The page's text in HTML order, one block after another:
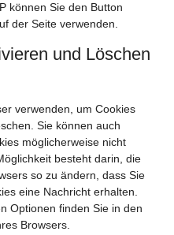
können Sie den Button
der Seite verwenden.
und Löschen
verwenden, um Cookies
Sie können auch
möglicherweise nicht
besteht darin, die
so zu ändern, dass Sie
eine Nachricht erhalten.
Optionen finden Sie in den
Browsers.